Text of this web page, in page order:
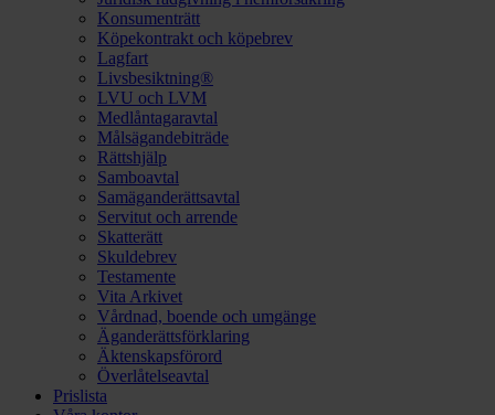
Konsumenträtt
Köpekontrakt och köpebrev
Lagfart
Livsbesiktning®
LVU och LVM
Medlåntagaravtal
Målsägandebiträde
Rättshjälp
Samboavtal
Samäganderättsavtal
Servitut och arrende
Skatterätt
Skuldebrev
Testamente
Vita Arkivet
Vårdnad, boende och umgänge
Äganderättsförklaring
Äktenskapsförord
Överlåtelseavtal
Prislista